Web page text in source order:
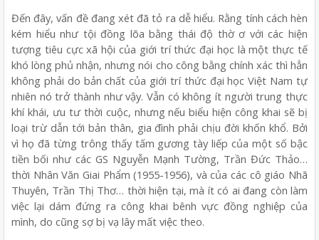
Đến đây, vấn đề đang xét đã tỏ ra dễ hiểu. Rằng tính cách hèn
kém hiểu như tội đồng lõa bằng thái độ thờ ơ với các hiện
tượng tiêu cực xã hội của giới trí thức đại học là một thực tế
khó lòng phủ nhận, nhưng nói cho công bằng chính xác thì hẳn
không phải do bản chất của giới trí thức đại học Việt Nam tự
nhiên nó trở thành như vậy. Vẫn có không ít người trung thực
khí khái, ưu tư thời cuộc, nhưng nếu biểu hiện công khai sẽ bị
loại trừ dẫn tới bản thân, gia đình phải chịu đời khốn khổ. Bởi
vì họ đã từng trông thấy tấm gương tày liếp của một số bậc
tiền bối như các GS Nguyễn Mạnh Tường, Trần Đức Thảo…
thời Nhân Văn Giai Phẩm (1955-1956), và của các cô giáo Nhã
Thuyên, Trần Thị Thơ… thời hiện tại, mà ít có ai đang còn làm
việc lại dám đứng ra công khai bênh vực đồng nghiệp của
mình, do cũng sợ bị vạ lây mất việc theo.